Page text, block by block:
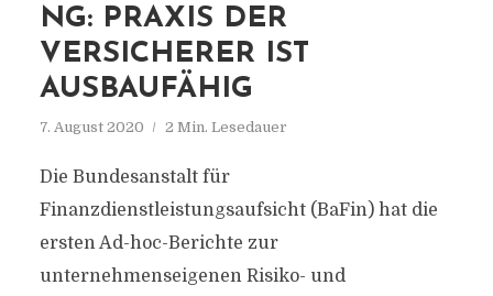
NG: PRAXIS DER
VERSICHERER IST
AUSBAUFÄHIG
7. August 2020 2 Min. Lesedauer
Die Bundesanstalt für
Finanzdienstleistungsaufsicht (BaFin) hat die
ersten Ad-hoc-Berichte zur
unternehmenseigenen Risiko- und